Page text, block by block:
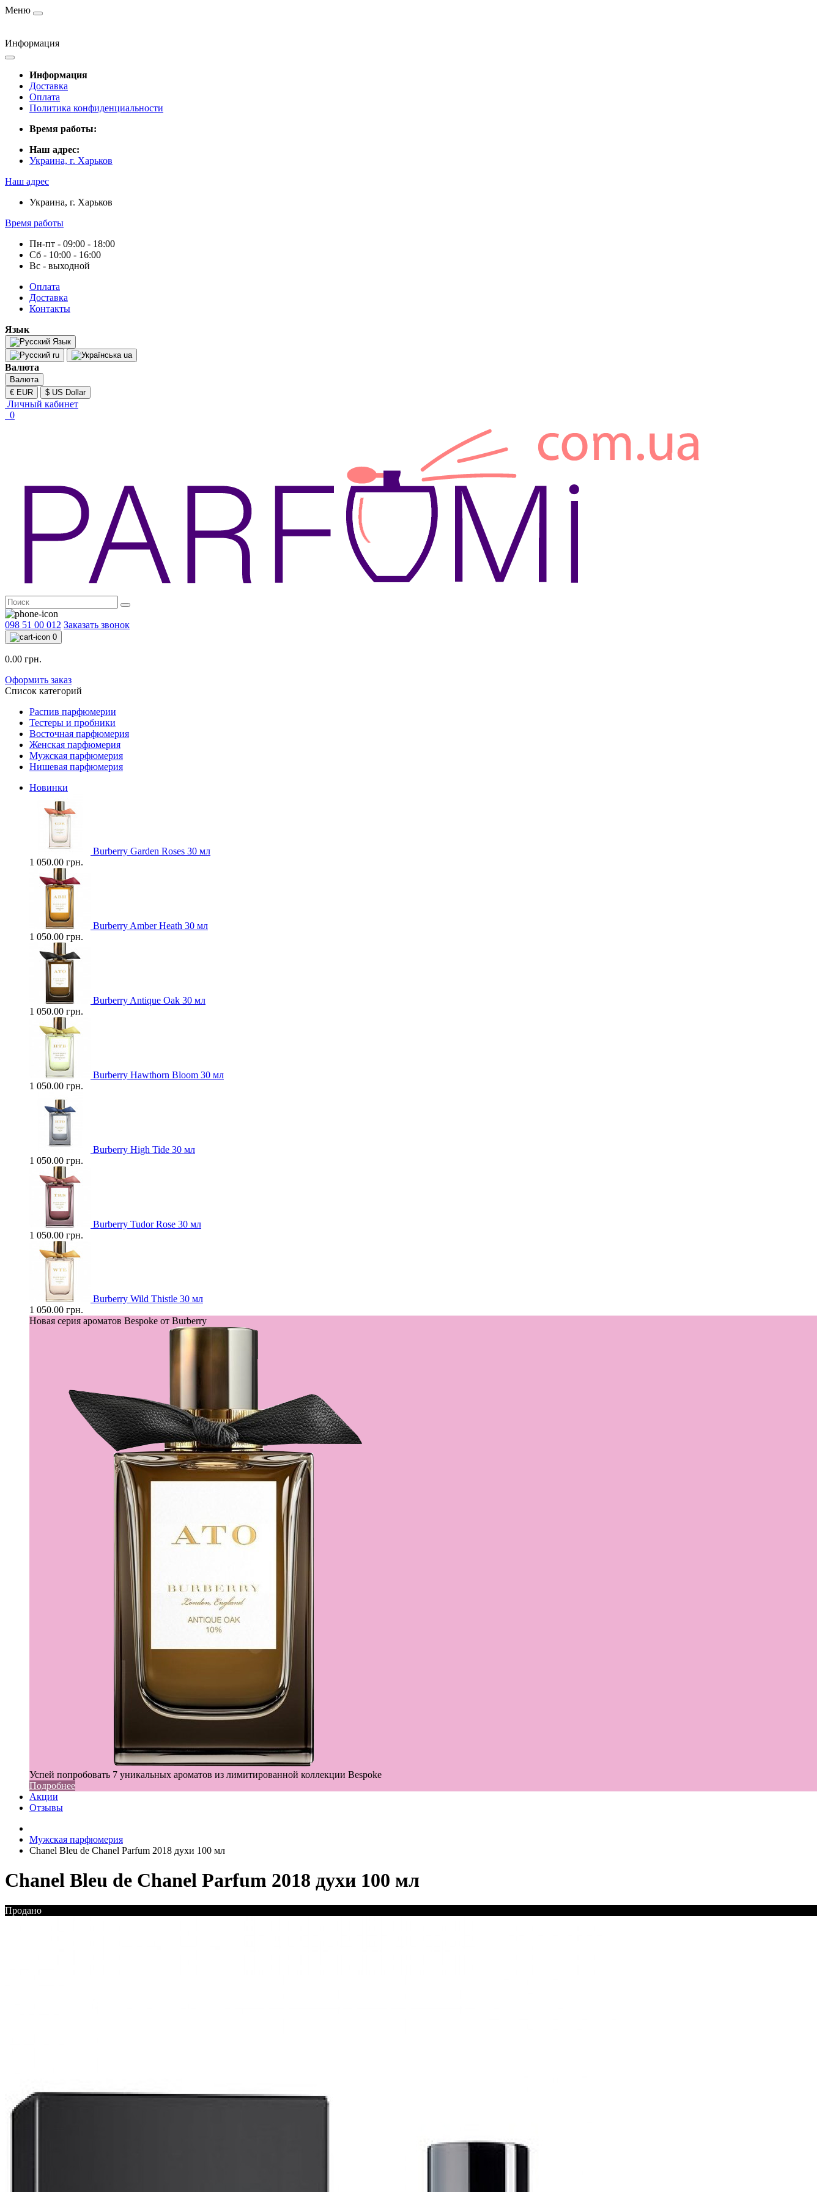
Меню
Информация
Информация
Доставка
Оплата
Политика конфиденциальности
Время работы:
Наш адрес:
Украина, г. Харьков
Наш адрес
Украина, г. Харьков
Время работы
Пн-пт - 09:00 - 18:00
Сб - 10:00 - 16:00
Вс - выходной
Оплата
Доставка
Контакты
Язык
Язык
ru
ua
Валюта
Валюта
€ EUR
$ US Dollar
Личный кабинет
0
098 51 00 012 Заказать звонок
0
0.00 грн.
Оформить заказ
Список категорий
Распив парфюмерии
Тестеры и пробники
Восточная парфюмерия
Женская парфюмерия
Мужская парфюмерия
Нишевая парфюмерия
Новинки
Burberry Garden Roses 30 мл
1 050.00 грн.
Burberry Amber Heath 30 мл
1 050.00 грн.
Burberry Antique Oak 30 мл
1 050.00 грн.
Burberry Hawthorn Bloom 30 мл
1 050.00 грн.
Burberry High Tide 30 мл
1 050.00 грн.
Burberry Tudor Rose 30 мл
1 050.00 грн.
Burberry Wild Thistle 30 мл
1 050.00 грн.
Новая серия ароматов Bespoke от Burberry
Успей попробовать 7 уникальных ароматов из лимитированной коллекции Bespoke
Подробнее
Акции
Отзывы
Мужская парфюмерия
Chanel Bleu de Chanel Parfum 2018 духи 100 мл
Chanel Bleu de Chanel Parfum 2018 духи 100 мл
Продано